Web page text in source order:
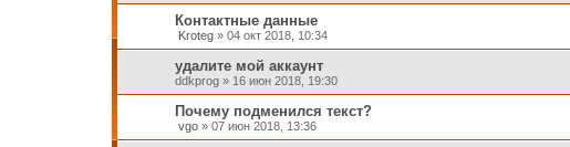
Контактные данные
Kroteg» 04 окт 2018, 10:34
удалите мой аккаунт
ddkprog» 16 июн 2018, 19:30
Почему подменился текст?
vgo» 07 июн 2018, 13:36